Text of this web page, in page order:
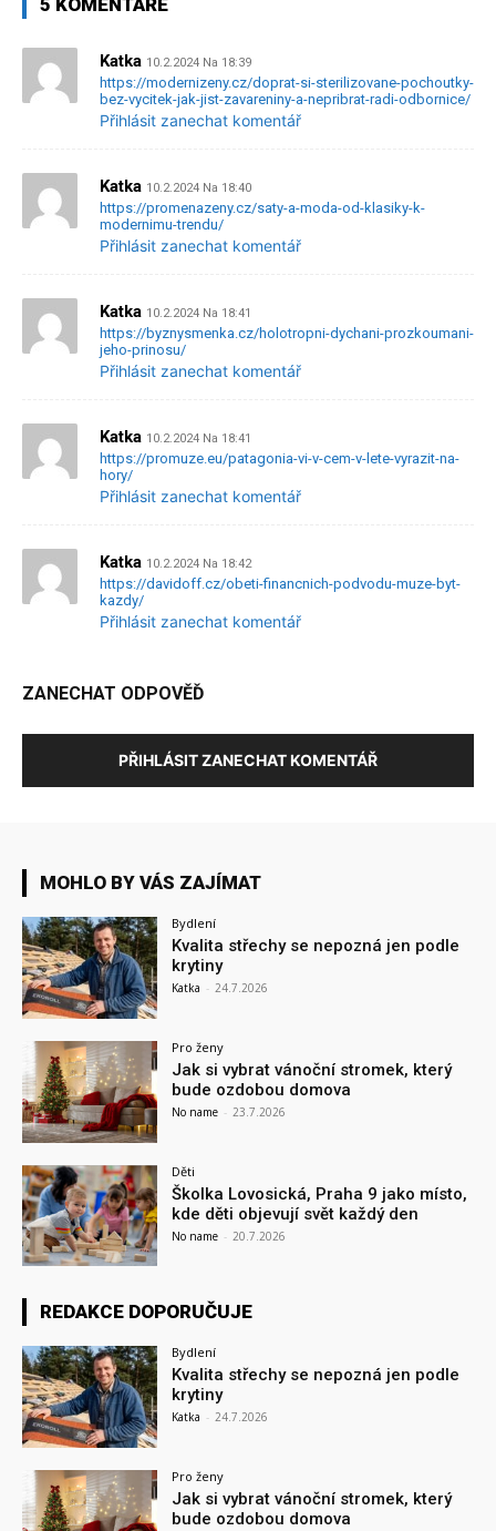
5 KOMENTÁŘE
Katka 10.2.2024 Na 18:39
https://modernizeny.cz/doprat-si-sterilizovane-pochoutky-
bez-vycitek-jak-jist-zavareniny-a-nepribrat-radi-odbornice/
Přihlásit zanechat komentář
Katka 10.2.2024 Na 18:40
https://promenazeny.cz/saty-a-moda-od-klasiky-k-
modernimu-trendu/
Přihlásit zanechat komentář
Katka 10.2.2024 Na 18:41
https://byznysmenka.cz/holotropni-dychani-prozkoumani-
jeho-prinosu/
Přihlásit zanechat komentář
Katka 10.2.2024 Na 18:41
https://promuze.eu/patagonia-vi-v-cem-v-lete-vyrazit-na-
hory/
Přihlásit zanechat komentář
Katka 10.2.2024 Na 18:42
https://davidoff.cz/obeti-financnich-podvodu-muze-byt-
kazdy/
Přihlásit zanechat komentář
ZANECHAT ODPOVĚĎ
PŘIHLÁSIT ZANECHAT KOMENTÁŘ
MOHLO BY VÁS ZAJÍMAT
Bydlení
Kvalita střechy se nepozná jen podle
krytiny
Katka - 24.7.2026
Pro ženy
Jak si vybrat vánoční stromek, který
bude ozdobou domova
No name - 23.7.2026
Děti
Školka Lovosická, Praha 9 jako místo,
kde děti objevují svět každý den
No name - 20.7.2026
REDAKCE DOPORUČUJE
Bydlení
Kvalita střechy se nepozná jen podle
krytiny
Katka - 24.7.2026
Pro ženy
Jak si vybrat vánoční stromek, který
bude ozdobou domova